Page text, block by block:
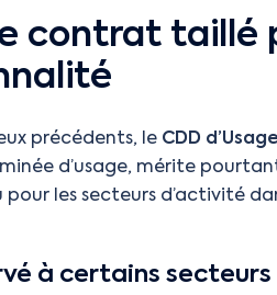
contrat taillé
précédents, le CDD
d’usage, mérite
les secteurs d’activité
à certains secteurs